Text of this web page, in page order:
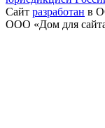
Сайт разработан в
ООО «Дом для